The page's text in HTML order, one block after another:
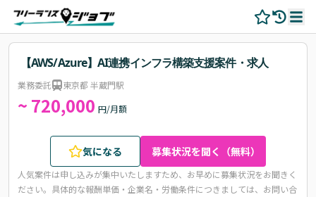
【AWS/Azure】AI連携インフラ構築支援案件・求人
業務委託 東京都 半蔵門駅
~ 720,000 円/月額
気になる 募集状況を聞く（無料）
人気案件は申し込みが集中いたしますため、お早めに募集状況をお聞きく
ださい。 具体的な報酬単価・企業名・労働条件につきましては、お問い合